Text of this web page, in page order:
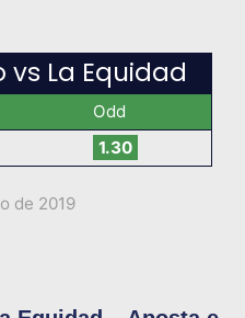
vs La Equidad
Odd
1.30
de 2019